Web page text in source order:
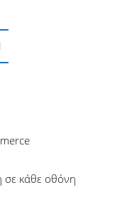
σε κάθε οθόνη